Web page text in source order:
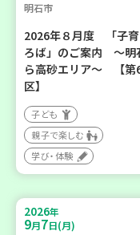
明石市
2026年８月度 「子
ろば」のご案内 ～明
ら高砂エリア～ 【第
区】
子ども
親子で楽しむ
学び・体験
2026年
9月7日(月)